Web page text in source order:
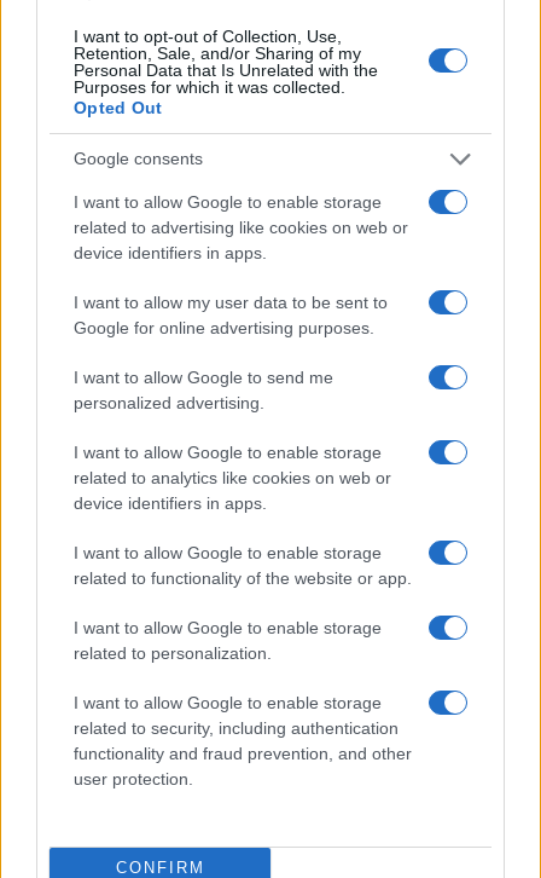
I want to opt-out of Collection, Use,
Retention, Sale, and/or Sharing of my
Personal Data that Is Unrelated with the
Purposes for which it was collected.
Opted Out
Google consents
I want to allow Google to enable storage
related to advertising like cookies on web or
device identifiers in apps.
I want to allow my user data to be sent to
Google for online advertising purposes.
I want to allow Google to send me
personalized advertising.
I want to allow Google to enable storage
related to analytics like cookies on web or
device identifiers in apps.
I want to allow Google to enable storage
related to functionality of the website or app.
I want to allow Google to enable storage
related to personalization.
I want to allow Google to enable storage
related to security, including authentication
functionality and fraud prevention, and other
user protection.
CONFIRM
del fuoco
Meteo Olbia 6 agosto, migliora il tempo in
Gallura
Incidente Olbia, poliziotto in vacanza salva 6
persone: due bimbi tra i feriti